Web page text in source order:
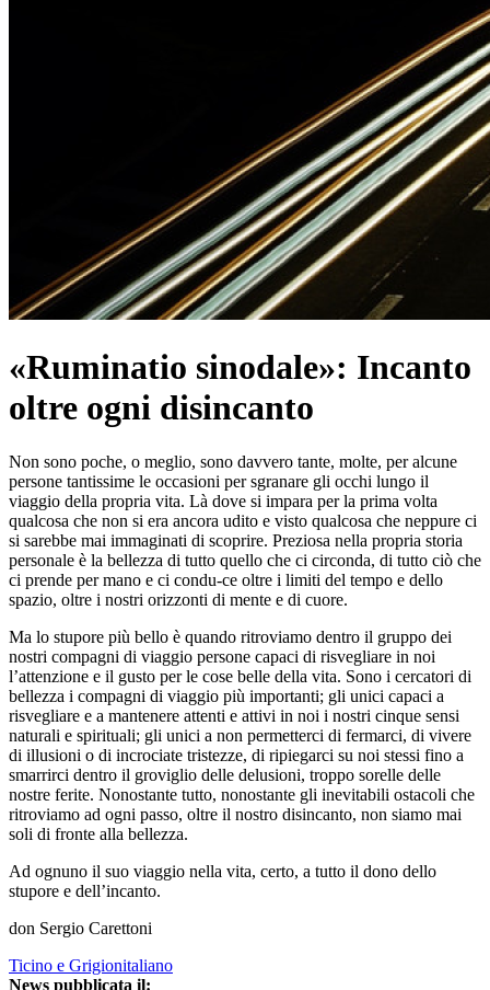
«Ruminatio sinodale»: Incanto
oltre ogni disincanto
Non sono poche, o meglio, sono davvero tante, molte, per alcune
persone tantissime le occasioni per sgranare gli occhi lungo il
viaggio della propria vita. Là dove si impara per la prima volta
qualcosa che non si era ancora udito e visto qualcosa che neppure ci
si sarebbe mai immaginati di scoprire. Preziosa nella propria storia
personale è la bellezza di tutto quello che ci circonda, di tutto ciò che
ci prende per mano e ci condu-ce oltre i limiti del tempo e dello
spazio, oltre i nostri orizzonti di mente e di cuore.
Ma lo stupore più bello è quando ritroviamo dentro il gruppo dei
nostri compagni di viaggio persone capaci di risvegliare in noi
l’attenzione e il gusto per le cose belle della vita. Sono i cercatori di
bellezza i compagni di viaggio più importanti; gli unici capaci a
risvegliare e a mantenere attenti e attivi in noi i nostri cinque sensi
naturali e spirituali; gli unici a non permetterci di fermarci, di vivere
di illusioni o di incrociate tristezze, di ripiegarci su noi stessi fino a
smarrirci dentro il groviglio delle delusioni, troppo sorelle delle
nostre ferite. Nonostante tutto, nonostante gli inevitabili ostacoli che
ritroviamo ad ogni passo, oltre il nostro disincanto, non siamo mai
soli di fronte alla bellezza.
Ad ognuno il suo viaggio nella vita, certo, a tutto il dono dello
stupore e dell’incanto.
don Sergio Carettoni
Ticino e Grigionitaliano
News pubblicata il: